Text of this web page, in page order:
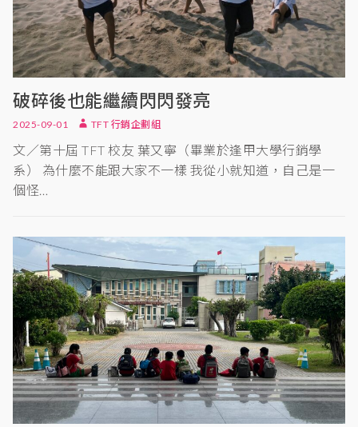
破碎後也能繼續閃閃發亮
2025-09-01 TFT 行銷企劃組
文／第十屆 TFT 校友 葉又寧（畢業於逢甲大學行銷學
系） 為什麼不能跟大家不一樣 我從小就知道，自己是一
個怪…